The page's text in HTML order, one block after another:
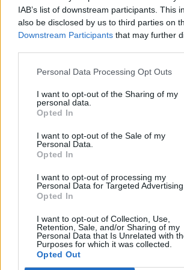
IAB’s list of downstream participants. This
also be disclosed by us to third parties on
Downstream Participants that may further
Personal Data Processing Opt Outs
I want to opt-out of the Sharing of my
personal data.
Opted In
I want to opt-out of the Sale of my
Personal Data.
Opted In
I want to opt-out of processing my
Personal Data for Targeted Advertising.
Opted In
I want to opt-out of Collection, Use,
Retention, Sale, and/or Sharing of my
Personal Data that Is Unrelated with
Purposes for which it was collected.
Opted Out
ΧΩΡΙΑ
Τραγωδία στην Πέτρα με νεκρό
άνδρα στην παραλία Καβάκι
Ανασύρθηκε χωρίς τις αισθήσεις
του και μεταφέρθηκε στο Κέντρο
διαπιστώθηκε ο θάνατός του
Η Θερμή γιόρτασε τους
γευστικούς θησαυρούς της
Λέσβου
Λάδι και τυρί βρέθηκαν στο
επίκεντρο της γιορτής που
Σχολείο της Θερμής, στο πλαίσιο
του Taste Lesvos και του Λεσβιακού
Καλοκαιριού